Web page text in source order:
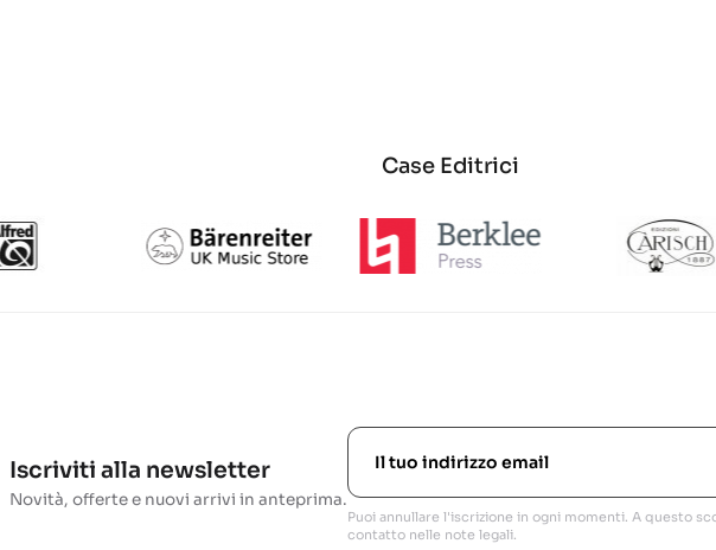
Case Editrici
Iscriviti alla newsletter
Novità, offerte e nuovi arrivi in anteprima.
Puoi annullare l'iscrizione in ogni momenti. A questo
contatto nelle note legali.